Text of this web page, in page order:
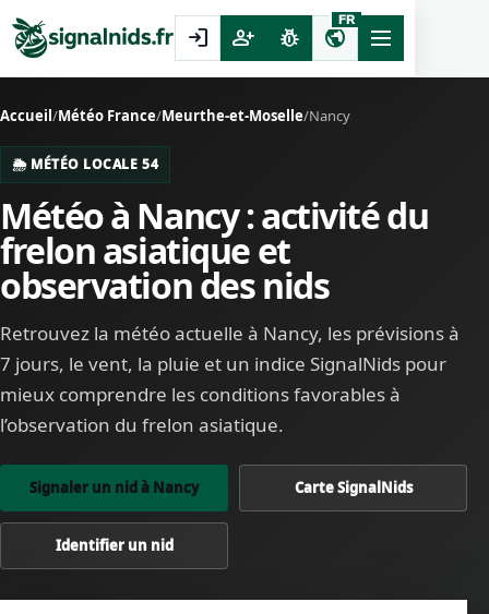
login person_add pest_control public
FR
Accueil/Météo France/Meurthe-et-Moselle/Nancy
🌦️ MÉTÉO LOCALE 54
Météo à Nancy : activité du
frelon asiatique et
observation des nids
Retrouvez la météo actuelle à Nancy, les prévisions à
7 jours, le vent, la pluie et un indice SignalNids pour
mieux comprendre les conditions favorables à
l’observation du frelon asiatique.
Signaler un nid à Nancy Carte SignalNids
Identifier un nid